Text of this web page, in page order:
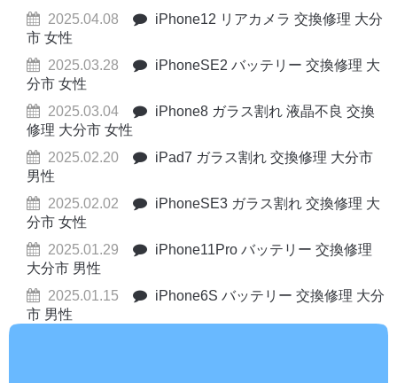
2025.04.08
iPhone12 リアカメラ 交換修理 大分
市 女性
2025.03.28
iPhoneSE2 バッテリー 交換修理 大
分市 女性
2025.03.04
iPhone8 ガラス割れ 液晶不良 交換
修理 大分市 女性
2025.02.20
iPad7 ガラス割れ 交換修理 大分市
男性
2025.02.02
iPhoneSE3 ガラス割れ 交換修理 大
分市 女性
2025.01.29
iPhone11Pro バッテリー 交換修理
大分市 男性
2025.01.15
iPhone6S バッテリー 交換修理 大分
市 男性